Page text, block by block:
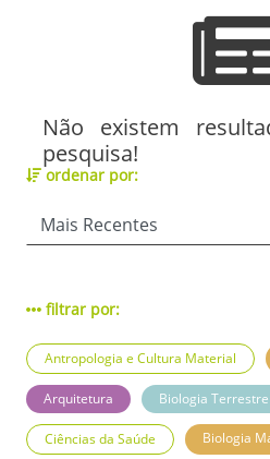
Não existem
pesquisa!
ordenar por:
filtrar por:
Antropologia e Cultura Material
Arquitetura Biologia Terrestre
Ciências da Saúde Biologia